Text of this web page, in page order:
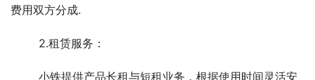
费用双方分成.
2.租赁服务：
小铁提供产品长租与短租业务，根据使用时间灵活安